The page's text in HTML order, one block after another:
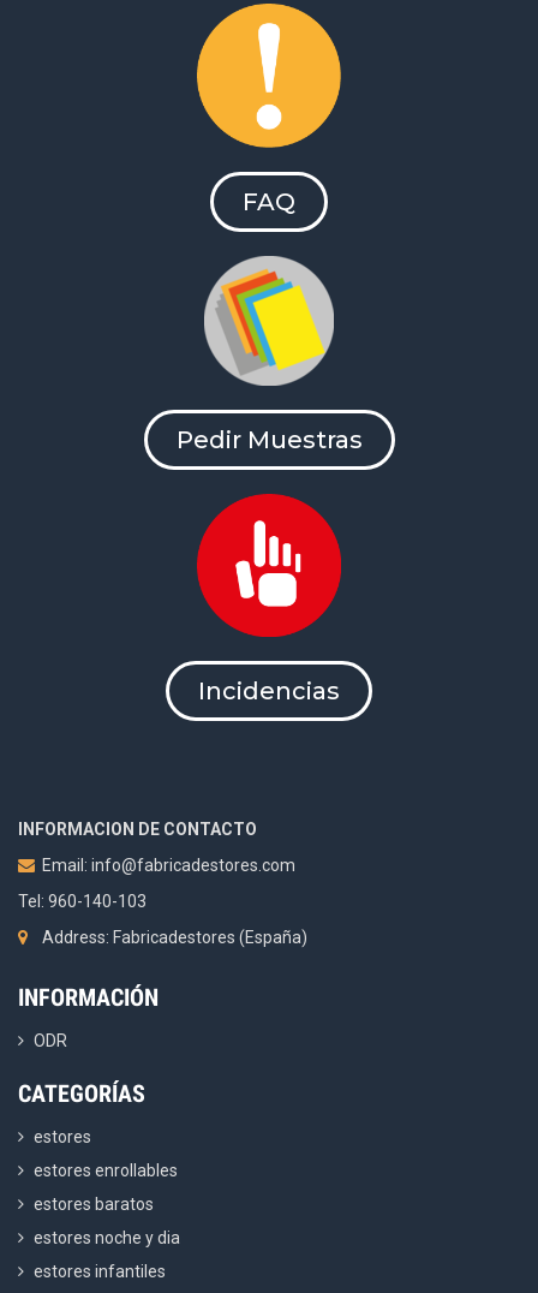
FAQ
Pedir Muestras
Incidencias
INFORMACION DE CONTACTO
Email: info@fabricadestores.com
Tel: 960-140-103
Address: Fabricadestores (España)
INFORMACIÓN
ODR
CATEGORÍAS
estores
estores enrollables
estores baratos
estores noche y dia
estores infantiles